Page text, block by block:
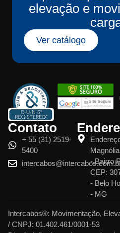
elevação e
Ver catálogo
Contato
+ 55 (31) 2519-
5400
- Bairro
CEP:
- Belo
- MG
Intercabos®: Movimentação,
/ CNPJ: 01.402.461/0001-53